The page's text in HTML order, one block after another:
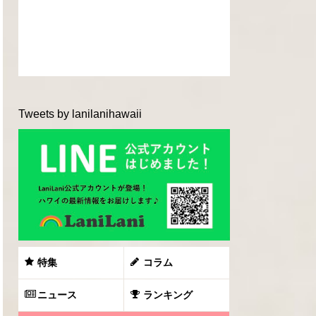
Tweets by lanilanihawaii
特集 コラム
ニュース ランキング